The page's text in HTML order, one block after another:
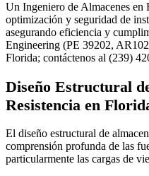
Un Ingeniero de Almacenes en
optimización y seguridad de
asegurando eficiencia y
Engineering (PE 39202,
Florida; contáctenos al (239)
Diseño Estructural
Resistencia en
El diseño estructural de
comprensión profunda de las
particularmente las cargas de